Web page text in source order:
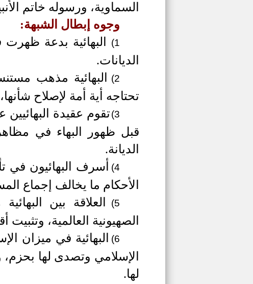
السماوية، ورسوله خاتم
وجوه إبطال الشبهة:
1)
البهائية بدعة
الديانات.
2)
البهائية مذهب
تحتاجه أية أمة لإصلاح
3) تقوم عقيدة
قبل ظهور البهاء في
الديانة.
4)
أسرف البهائيون في
الأحكام ما يخالف إجماع
5)
العلاقة بين
الصهيونية العالمية،
6)
البهائية في ميزان
الإسلامي وتصدى لها
لها.